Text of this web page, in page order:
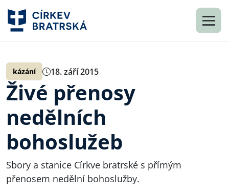
kázání 18. září 2015
Živé přenosy
nedělních
bohoslužeb
Sbory a stanice Církve bratrské s přímým
přenosem nedělní bohoslužby.